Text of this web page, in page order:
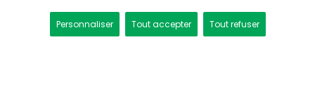
Personnaliser Tout accepter Tout refuser